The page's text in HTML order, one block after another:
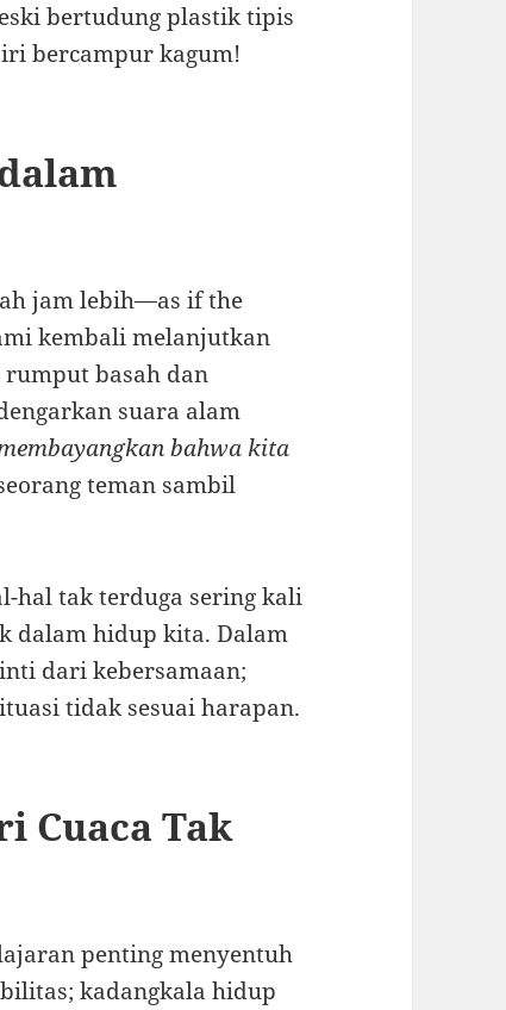
bertudung plastik tipis
bercampur kagum!
jam lebih—as if the
kembali melanjutkan
basah dan
suara alam
bahwa kita
teman sambil
hal tak terduga sering kali
dalam hidup kita. Dalam
dari kebersamaan;
tidak sesuai harapan.
Cuaca Tak
penting menyentuh
kadangkala hidup